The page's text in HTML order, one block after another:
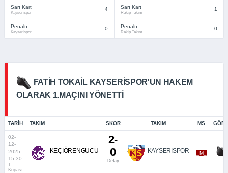
Sarı Kart
Kayserispor
4 Sarı Kart
Rakip Takım
1
Penaltı
Kayserispor
0 Penaltı
Rakip Takım
0
FATIH TOKAIL KAYSERISPOR'UN HAKEM
OLARAK 1.MAÇINI YÖNETTI
TARIH TAKIM SKOR TAKIM MS
02-
12-
2025
15:30
T.
Kupası
KEÇİÖRENGÜCÜ
-
2-
0
Detay
KAYSERİSPOR
-
_M_